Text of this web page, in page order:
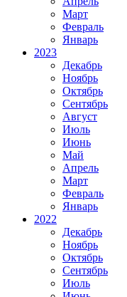
Март
Февраль
Январь
2023
Декабрь
Ноябрь
Октябрь
Сентябрь
Август
Июль
Июнь
Май
Апрель
Март
Февраль
Январь
2022
Декабрь
Ноябрь
Октябрь
Сентябрь
Июль